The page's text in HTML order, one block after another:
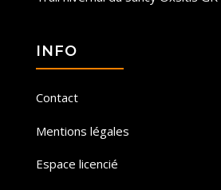
INFO
Contact
Mentions légales
Espace licencié